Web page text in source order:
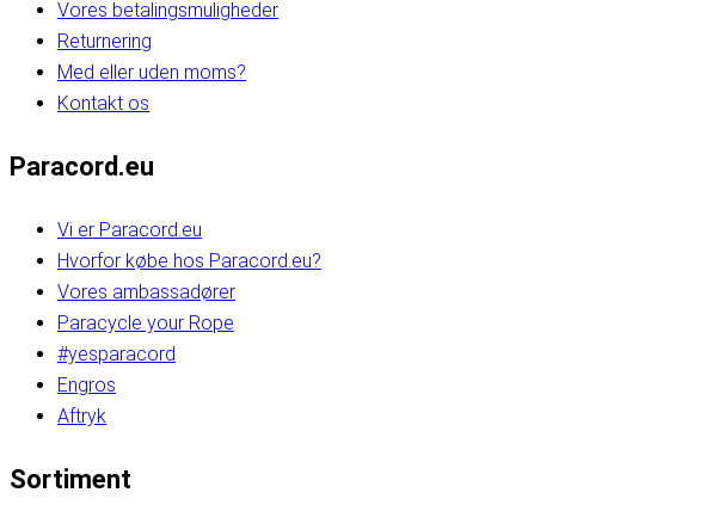
Vores betalingsmuligheder
Returnering
Med eller uden moms?
Kontakt os
Paracord.eu
Vi er Paracord.eu
Hvorfor købe hos Paracord.eu?
Vores ambassadører
Paracycle your Rope
#yesparacord
Engros
Aftryk
Sortiment